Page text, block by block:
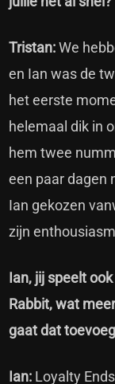
Tristan:We
en Ian was de
het eerste
helemaal dik in
hem twee
een paar dagen
Ian gekozen
zijn
Ian, jij speelt
Rabbit, wat
gaat dat
Ian: Loyalty